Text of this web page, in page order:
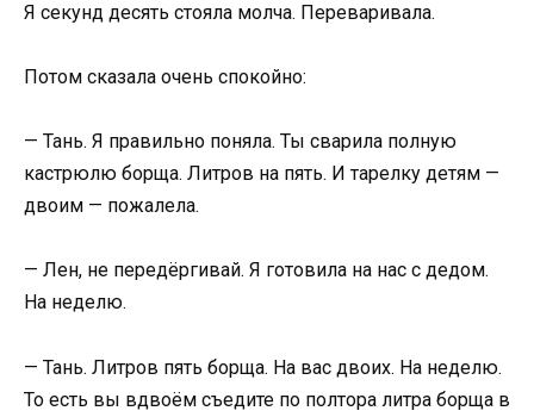
Я секунд десять стояла молча. Переваривала.
Потом сказала очень спокойно:
— Тань. Я правильно поняла. Ты сварила полную
кастрюлю борща. Литров на пять. И тарелку детям —
двоим — пожалела.
— Лен, не передёргивай. Я готовила на нас с дедом.
На неделю.
— Тань. Литров пять борща. На вас двоих. На неделю.
То есть вы вдвоём съедите по полтора литра борща в